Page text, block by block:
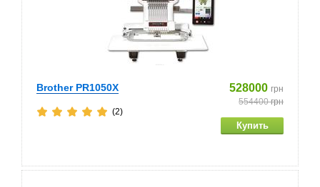
Brother PR1050X 528000 грн
554400грн
(2)